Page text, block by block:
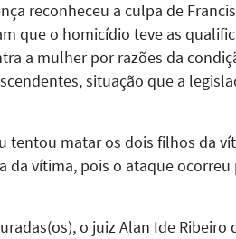
reconheceu a culpa de
que o homicídio teve as
a mulher por razões da
situação que a
tentou matar os dois filhos da
vítima, pois o ataque
o juiz Alan Ide